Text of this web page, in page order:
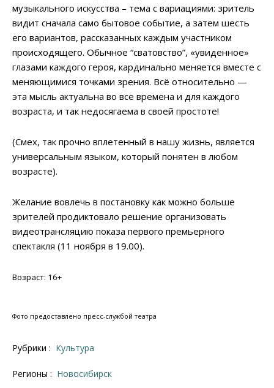
музыкального искусства – тема с вариациями: зритель
видит сначала само бытовое событие, а затем шесть
его вариантов, рассказанных каждым участником
происходящего. Обычное “сватовство”, «увиденное»
глазами каждого героя, кардинально меняется вместе с
меняющимися точками зрения. Всё относительно —
эта мысль актуальна во все времена и для каждого
возраста, и так недосягаема в своей простоте!
(Смех, так прочно вплетенный в нашу жизнь, является
универсальным языком, который понятен в любом
возрасте).
Желание вовлечь в постановку как можно больше
зрителей продиктовало решение организовать
видеотрансляцию показа первого премьерного
спектакля (11 ноября в 19.00).
Возраст: 16+
Фото предоставлено пресс-службой театра
Рубрики : Культура
Регионы : Новосибирск